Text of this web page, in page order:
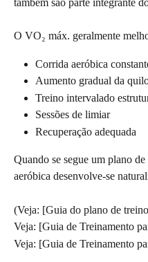
O VO₂ máx. geralmente
Corrida aeróbica
Aumento gradual da
Treino intervalado
Sessões de limiar
Recuperação adequada
Quando se segue um plano
aeróbica desenvolve-se
(Veja: [Guia do plano de
Veja: [Guia de Treinamento
Veja: [Guia de Treinamento